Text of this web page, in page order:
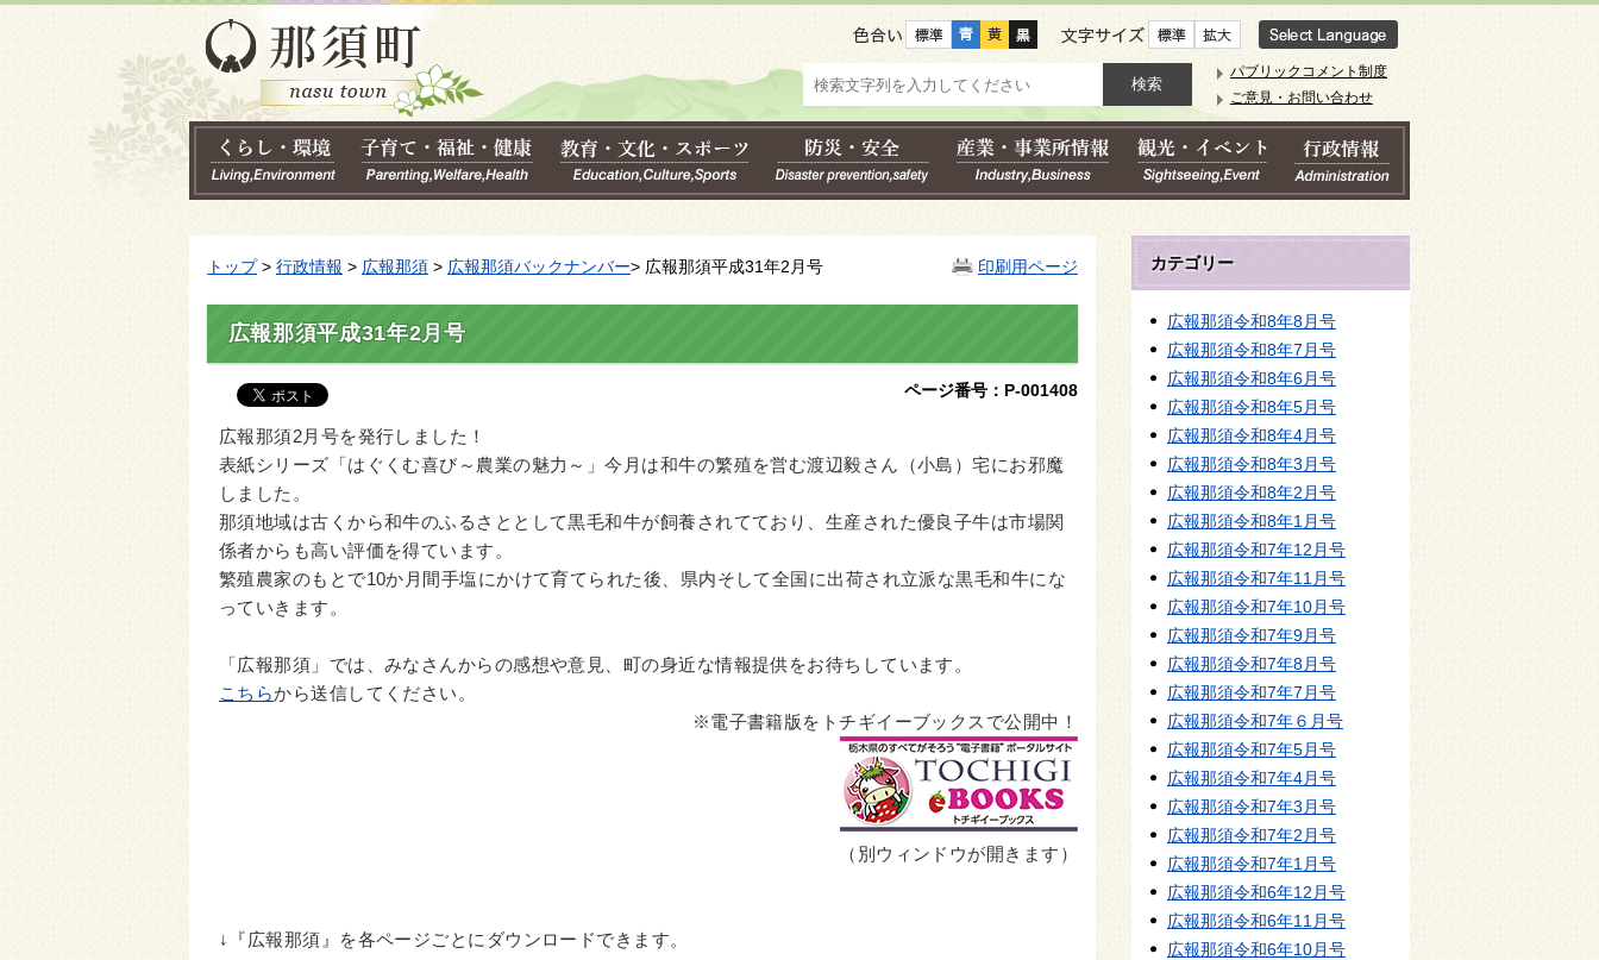
色合い 文字サイズ
パブリックコメント制度
ご意見・お問い合わせ
印刷用ページ
トップ> 行政情報 > 広報那須 > 広報那須バックナンバー> 広報那須平成31年2月号
広報那須平成31年2月号
ページ番号：P-001408
広報那須2月号を発行しました！
表紙シリーズ「はぐくむ喜び～農業の魅力～」今月は和牛の繁殖を営む渡辺毅さん（小島）宅にお邪魔
しました。
那須地域は古くから和牛のふるさととして黒毛和牛が飼養されてており、生産された優良子牛は市場関
係者からも高い評価を得ています。
繁殖農家のもとで10か月間手塩にかけて育てられた後、県内そして全国に出荷され立派な黒毛和牛にな
っていきます。
「広報那須」では、みなさんからの感想や意見、町の身近な情報提供をお待ちしています。
こちらから送信してください。
※電子書籍版をトチギイーブックスで公開中！
（別ウィンドウが開きます）
↓『広報那須』を各ページごとにダウンロードできます。
カテゴリー
広報那須令和8年8月号
広報那須令和8年7月号
広報那須令和8年6月号
広報那須令和8年5月号
広報那須令和8年4月号
広報那須令和8年3月号
広報那須令和8年2月号
広報那須令和8年1月号
広報那須令和7年12月号
広報那須令和7年11月号
広報那須令和7年10月号
広報那須令和7年9月号
広報那須令和7年8月号
広報那須令和7年7月号
広報那須令和7年６月号
広報那須令和7年5月号
広報那須令和7年4月号
広報那須令和7年3月号
広報那須令和7年2月号
広報那須令和7年1月号
広報那須令和6年12月号
広報那須令和6年11月号
広報那須令和6年10月号